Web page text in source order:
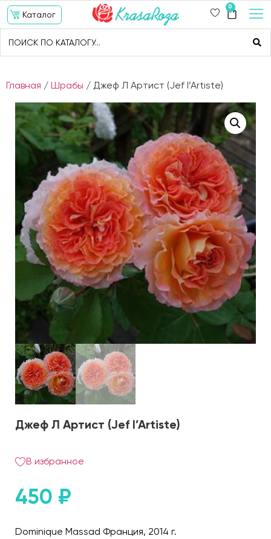
Каталог
0
Главная / Шрабы / Джеф Л Артист (Jef l’Artiste)
Джеф Л Артист (Jef l’Artiste)
В избранное
450 ₽
Dominique Massad Франция, 2014 г.